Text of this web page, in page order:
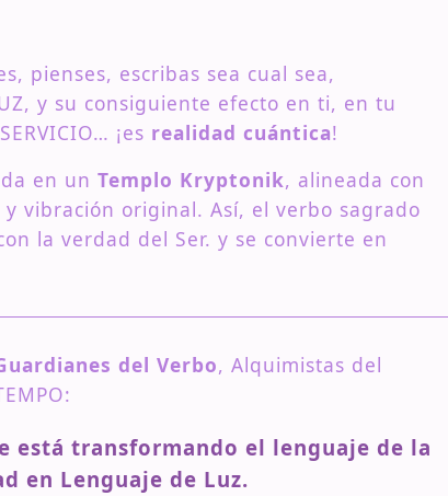
pienses, escribas sea cual sea,
y su consiguiente efecto en ti, en tu
¡es realidad cuántica!
en un Templo Kryptonik, alineada con
vibración original. Así, el verbo sagrado
la verdad del Ser. y se convierte en
del Verbo, Alquimistas del
está transformando el lenguaje de la
en Lenguaje de Luz.